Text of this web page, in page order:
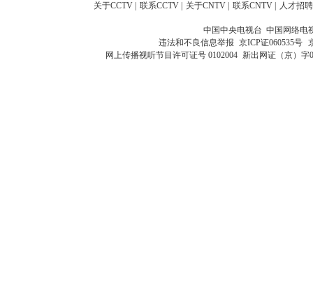
关于CCTV 联系CCTV 关于CNTV 联系CNTV 人才招聘
中国中央电视台 中国网络电
违法和不良信息举报 京ICP证060535号
网上传播视听节目许可证号 0102004 新出网证（京）